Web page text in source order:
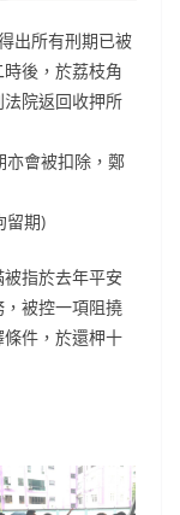
出所有刑期已被
後，於荔枝角
院返回收押所
亦會被扣除，鄭
留期)
指於去年平安
被控一項阻撓
件，於還柙十